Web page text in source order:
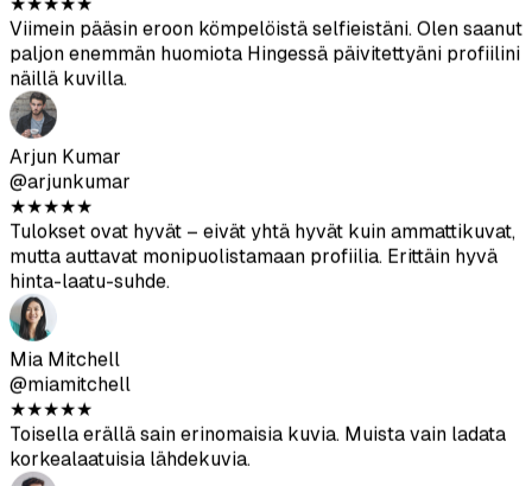
Arjun Kumar
@arjunkumar
★★★★★
Tulokset ovat hyvät – eivät yhtä hyvät kuin ammattikuvat,
mutta auttavat monipuolistamaan profiilia. Erittäin hyvä
hinta-laatu-suhde.
Mia Mitchell
@miamitchell
★★★★★
Toisella erällä sain erinomaisia kuvia. Muista vain ladata
korkealaatuisia lähdekuvia.
Jason Park
@jasonpark